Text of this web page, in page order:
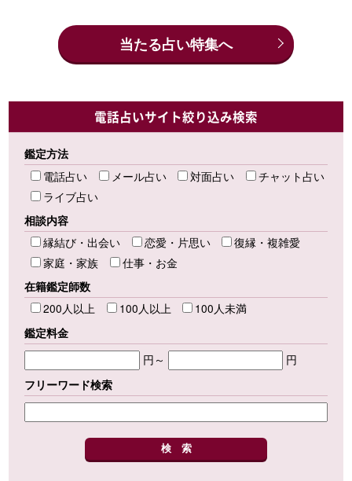
当たる占い特集へ
電話占いサイト絞り込み検索
鑑定方法
電話占い
メール占い 対面占い
チャット占い
ライブ占い
相談内容
縁結び・出会い
恋愛・片思い
復縁・複雑愛
家庭・家族
仕事・お金
在籍鑑定師数
200人以上
100人以上
100人未満
鑑定料金
円～
円
フリーワード検索